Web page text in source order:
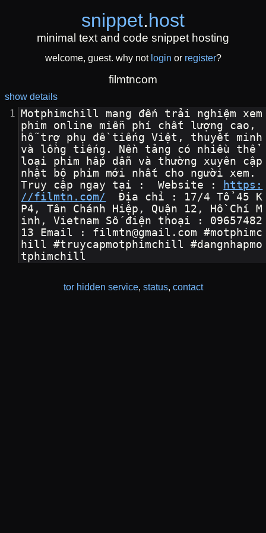
snippet.host
minimal text and code snippet hosting
welcome, guest. why not login or register?
filmtncom
show details
Motphimchill mang đến trải nghiệm xem
phim online miễn phí chất lượng cao,
hỗ trợ phụ đề tiếng Việt, thuyết minh
và lồng tiếng. Nền tảng có nhiều thể
loại phim hấp dẫn và thường xuyên cập
nhật bộ phim mới nhất cho người xem.
Truy cập ngay tại :  Website :
https:
//filmtn.com/
  Địa chỉ : 17/4 Tổ 45 K
P4, Tân Chánh Hiệp, Quận 12, Hồ Chí M
inh, Vietnam Số điện thoại : 09657482
13 Email : filmtn@gmail.com #motphimc
hill #truycapmotphimchill #dangnhapmo
tphimchill
tor hidden service, status, contact